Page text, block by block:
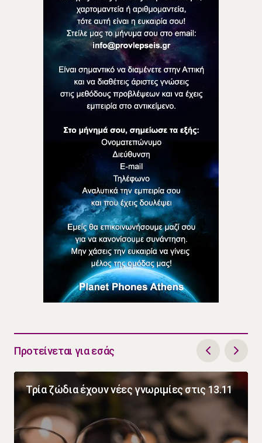
Προτείνεται για εσάς
Τρία ζώδια έχουν νέες γνωριμίες στις 13.11